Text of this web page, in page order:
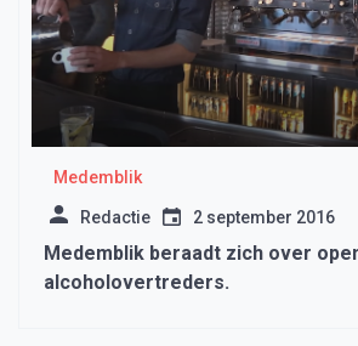
Medemblik
Redactie 2 september 2016
Medemblik beraadt zich over
alcoholovertreders.